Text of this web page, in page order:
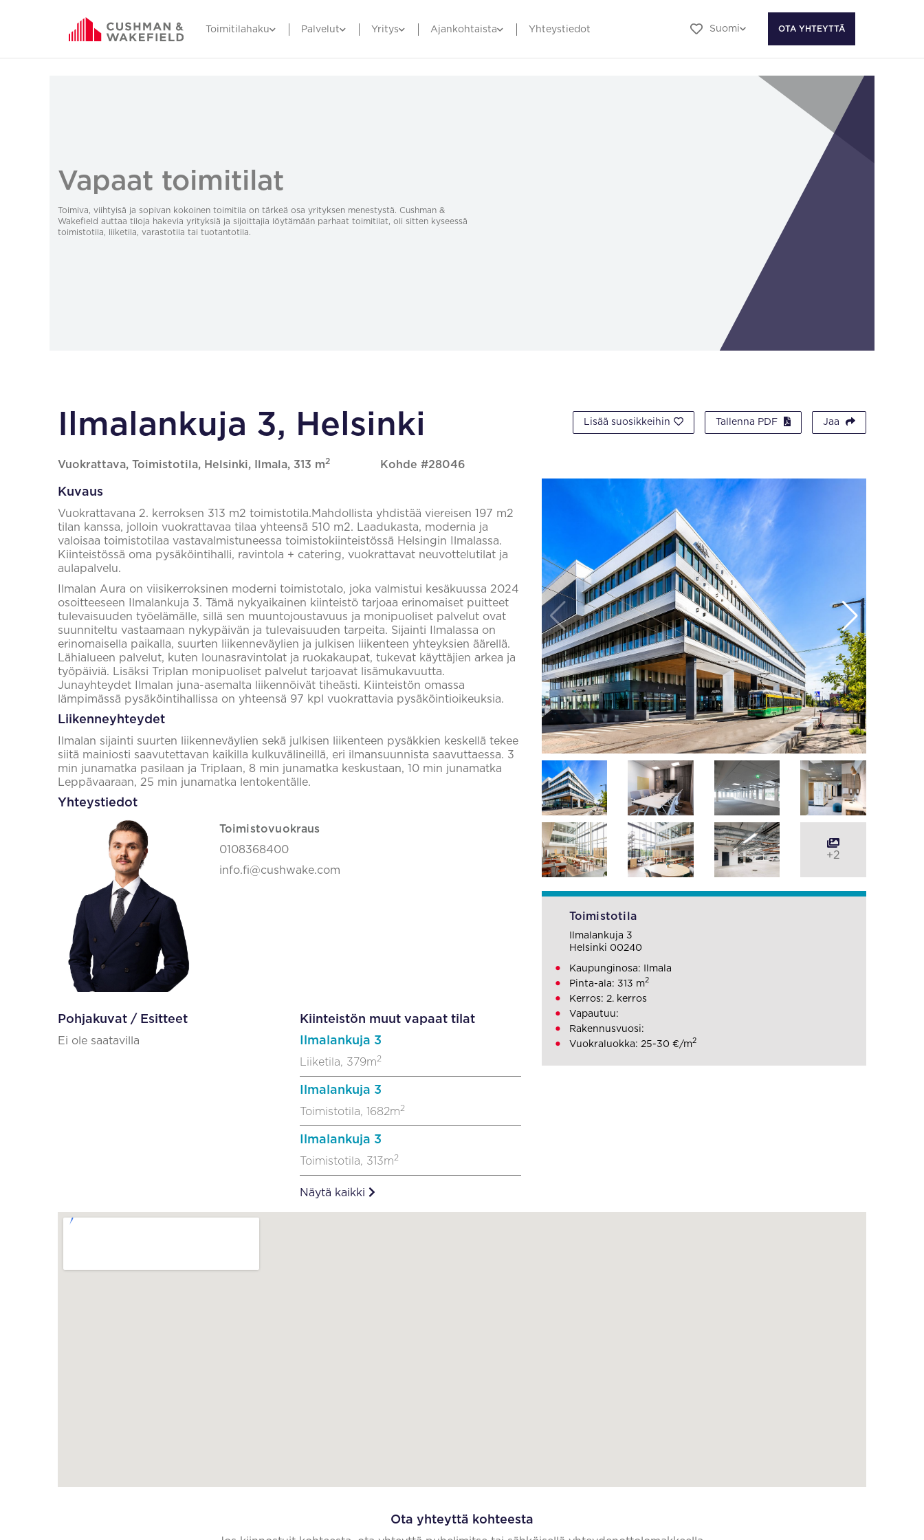
Toimitilahaku Palvelut Yritys Ajankohtaista Yhteystiedot Suomi OTA YHTEYTTÄ
Vapaat toimitilat
Toimiva, viihtyisä ja sopivan kokoinen toimitila on tärkeä osa yrityksen menestystä. Cushman &
Wakefield auttaa tiloja hakevia yrityksiä ja sijoittajia löytämään parhaat toimitilat, oli sitten kyseessä
toimistotila, liiketila, varastotila tai tuotantotila.
Ilmalankuja 3, Helsinki
Vuokrattava, Toimistotila, Helsinki, Ilmala, 313 m2 Kohde #28046
Lisää suosikkeihin Tallenna PDF Jaa
Kuvaus
Vuokrattavana 2. kerroksen 313 m2 toimistotila.Mahdollista yhdistää viereisen 197 m2
tilan kanssa, jolloin vuokrattavaa tilaa yhteensä 510 m2. Laadukasta, modernia ja
valoisaa toimistotilaa vastavalmistuneessa toimistokiinteistössä Helsingin Ilmalassa.
Kiinteistössä oma pysäköintihalli, ravintola + catering, vuokrattavat neuvottelutilat ja
aulapalvelu.
Ilmalan Aura on viisikerroksinen moderni toimistotalo, joka valmistui kesäkuussa 2024
osoitteeseen Ilmalankuja 3. Tämä nykyaikainen kiinteistö tarjoaa erinomaiset puitteet
tulevaisuuden työelämälle, sillä sen muuntojoustavuus ja monipuoliset palvelut ovat
suunniteltu vastaamaan nykypäivän ja tulevaisuuden tarpeita. Sijainti Ilmalassa on
erinomaisella paikalla, suurten liikenneväylien ja julkisen liikenteen yhteyksien äärellä.
Lähialueen palvelut, kuten lounasravintolat ja ruokakaupat, tukevat käyttäjien arkea ja
työpäiviä. Lisäksi Triplan monipuoliset palvelut tarjoavat lisämukavuutta.
Junayhteydet Ilmalan juna-asemalta liikennöivät tiheästi. Kiinteistön omassa
lämpimässä pysäköintihallissa on yhteensä 97 kpl vuokrattavia pysäköintioikeuksia.
Liikenneyhteydet
Ilmalan sijainti suurten liikenneväylien sekä julkisen liikenteen pysäkkien keskellä tekee
siitä mainiosti saavutettavan kaikilla kulkuvälineillä, eri ilmansuunnista saavuttaessa. 3
min junamatka pasilaan ja Triplaan, 8 min junamatka keskustaan, 10 min junamatka
Leppävaaraan, 25 min junamatka lentokentälle.
Yhteystiedot
Toimistovuokraus
0108368400
info.fi@cushwake.com
Pohjakuvat / Esitteet
Ei ole saatavilla
Kiinteistön muut vapaat tilat
Ilmalankuja 3
Liiketila, 379m2
Ilmalankuja 3
Toimistotila, 1682m2
Ilmalankuja 3
Toimistotila, 313m2
Näytä kaikki
+2
Toimistotila
Ilmalankuja 3
Helsinki 00240
Kaupunginosa: Ilmala
Pinta-ala: 313 m2
Kerros: 2. kerros
Vapautuu:
Rakennusvuosi:
Vuokraluokka: 25-30 €/m2
Ota yhteyttä kohteesta